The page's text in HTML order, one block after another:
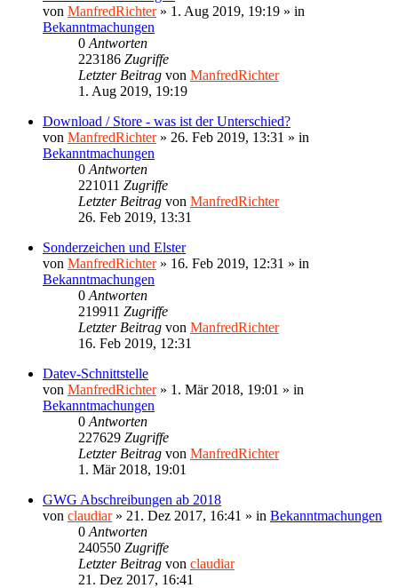
von ManfredRichter» 1. Aug 2019, 19:19 » in
Bekanntmachungen
0 Antworten
223186 Zugriffe
Letzter Beitrag von ManfredRichter
1. Aug 2019, 19:19
Download / Store - was ist der Unterschied?
von ManfredRichter» 26. Feb 2019, 13:31 » in
Bekanntmachungen
0 Antworten
221011 Zugriffe
Letzter Beitrag von ManfredRichter
26. Feb 2019, 13:31
Sonderzeichen und Elster
von ManfredRichter» 16. Feb 2019, 12:31 » in
Bekanntmachungen
0 Antworten
219911 Zugriffe
Letzter Beitrag von ManfredRichter
16. Feb 2019, 12:31
Datev-Schnittstelle
von ManfredRichter» 1. Mär 2018, 19:01 » in
Bekanntmachungen
0 Antworten
227629 Zugriffe
Letzter Beitrag von ManfredRichter
1. Mär 2018, 19:01
GWG Abschreibungen ab 2018
von claudiar» 21. Dez 2017, 16:41 » in Bekanntmachungen
0 Antworten
240550 Zugriffe
Letzter Beitrag von claudiar
21. Dez 2017, 16:41